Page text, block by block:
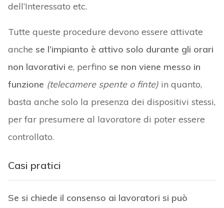
dell’Interessato etc.
Tutte queste procedure devono essere attivate
anche se l’impianto è attivo solo durante gli orari
non lavorativi e, perfino se non viene messo in
funzione (telecamere spente o finte)in quanto,
basta anche solo la presenza dei dispositivi stessi,
per far presumere al lavoratore di poter essere
controllato.
Casi pratici
Se si chiede il consenso ai lavoratori si può